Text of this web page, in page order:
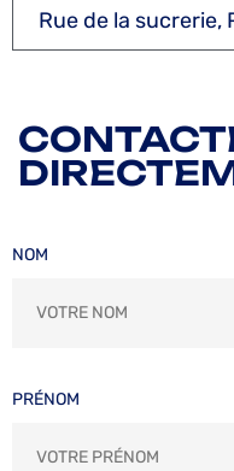
Rue de la sucrerie,
NOM
PRÉNOM